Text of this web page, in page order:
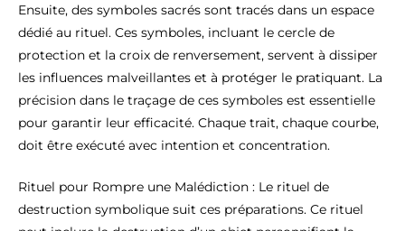
Ensuite, des symboles sacrés sont tracés dans un espace
dédié au rituel. Ces symboles, incluant le cercle de
protection et la croix de renversement, servent à dissiper
les influences malveillantes et à protéger le pratiquant. La
précision dans le traçage de ces symboles est essentielle
pour garantir leur efficacité. Chaque trait, chaque courbe,
doit être exécuté avec intention et concentration.
Rituel pour Rompre une Malédiction : Le rituel de
destruction symbolique suit ces préparations. Ce rituel